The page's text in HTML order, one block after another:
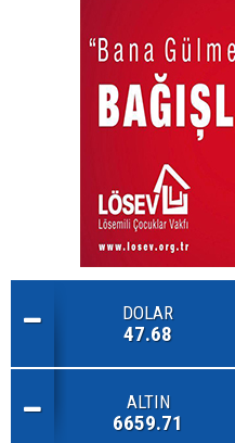
DOLAR
47.68
ALTIN
6659.71